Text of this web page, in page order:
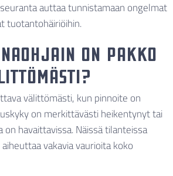
auttaa tunnistamaan ongelmat
tuotantohäiriöihin.
on pakko
välittömästi, kun pinnoite on
on merkittävästi heikentynyt tai
havaittavissa. Näissä tilanteissa
vakavia vaurioita koko